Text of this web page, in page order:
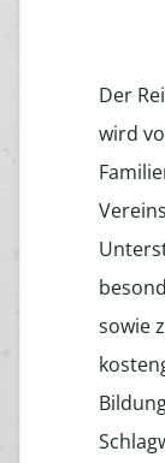
Der
wird
sowie